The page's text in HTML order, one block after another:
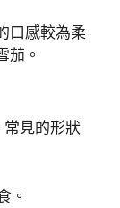
口感較為柔
茄。
常見的形狀
。